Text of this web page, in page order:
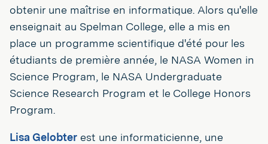
obtenir une maîtrise en informatique. Alors qu'elle
enseignait au Spelman College, elle a mis en
place un programme scientifique d'été pour les
étudiants de première année, le NASA Women in
Science Program, le NASA Undergraduate
Science Research Program et le College Honors
Program.
Lisa Gelobter est une informaticienne, une